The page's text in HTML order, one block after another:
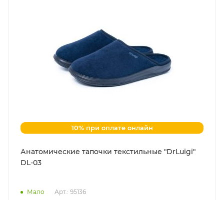
10% при оплате онлайн
Анатомические тапочки текстильные "DrLuigi"
DL-03
Мало Арт.: 95136